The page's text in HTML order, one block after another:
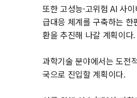
또한 고성능·고위험 AI 사
급대응 체계를 구축하는
환을 추진해 나갈 계획이다.
과학기술 분야에서는 도전
국으로 진입할 계획이다.